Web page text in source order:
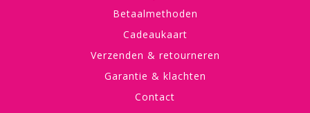
Betaalmethoden
Cadeaukaart
Verzenden & retourneren
Garantie & klachten
Contact